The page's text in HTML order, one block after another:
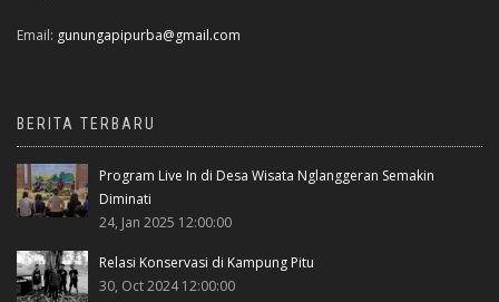
Email: gunungapipurba@gmail.com
BERITA TERBARU
Program Live In di Desa Wisata Nglanggeran Semakin
Diminati
24, Jan 2025 12:00:00
Relasi Konservasi di Kampung Pitu
30, Oct 2024 12:00:00